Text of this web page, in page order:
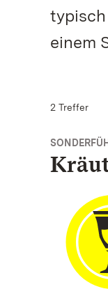
typisch
einem
2 Treffer